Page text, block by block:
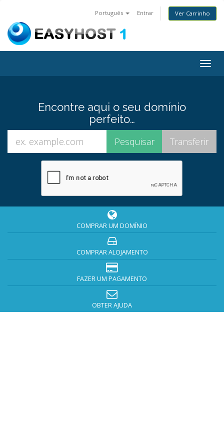
Português Entrar Ver Carrinho
Encontre aqui o seu domínio
perfeito…
COMPRAR UM DOMÍNIO
COMPRAR ALOJAMENTO
FAZER UM PAGAMENTO
OBTER AJUDA